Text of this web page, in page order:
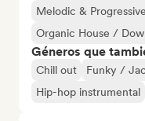
Melodic &
Organic House /
Géneros que
Chill out Funky /
Hip-hop instrumental